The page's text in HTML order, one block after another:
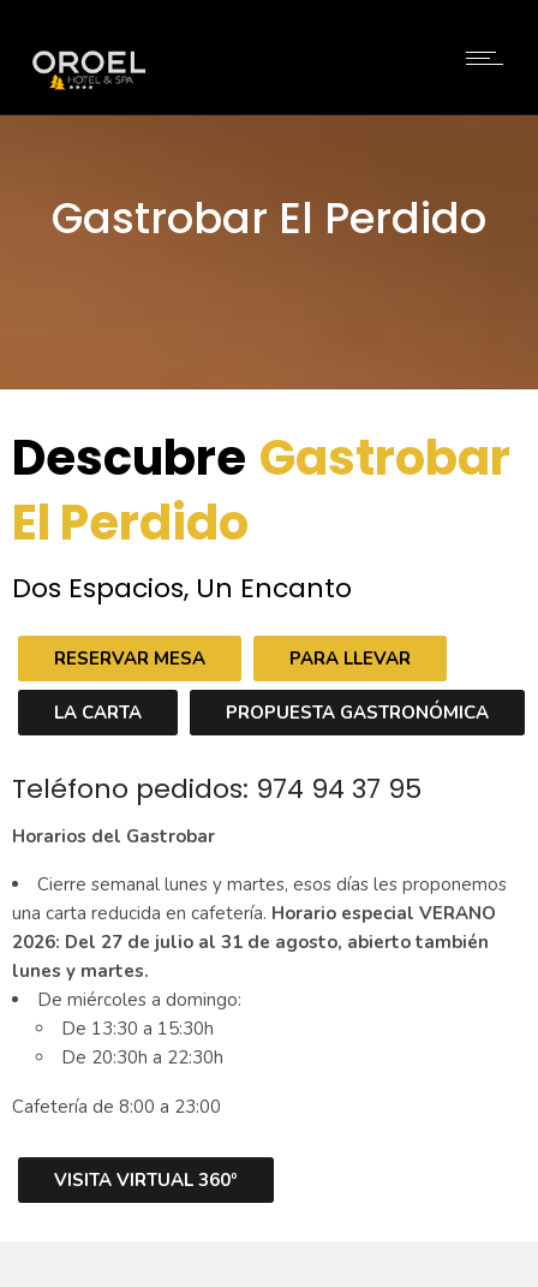
Gastrobar El Perdido
Descubre Gastrobar
El Perdido
Dos Espacios, Un Encanto
RESERVAR MESA PARA LLEVAR
LA CARTA PROPUESTA GASTRONÓMICA
Teléfono pedidos: 974 94 37 95
Horarios del Gastrobar
Cierre semanal lunes y martes, esos días les proponemos
una carta reducida en cafetería. Horario especial VERANO
2026: Del 27 de julio al 31 de agosto, abierto también
lunes y martes.
De miércoles a domingo:
De 13:30 a 15:30h
De 20:30h a 22:30h
Cafetería de 8:00 a 23:00
VISITA VIRTUAL 360º